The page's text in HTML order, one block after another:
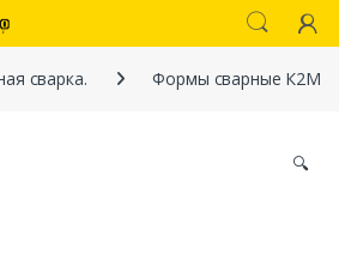
сварка. Формы сварные К2М
🔍